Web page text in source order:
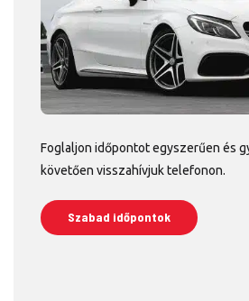
Foglaljon időpontot egyszerűen és
követően visszahívjuk telefonon.
Szabad időpontok